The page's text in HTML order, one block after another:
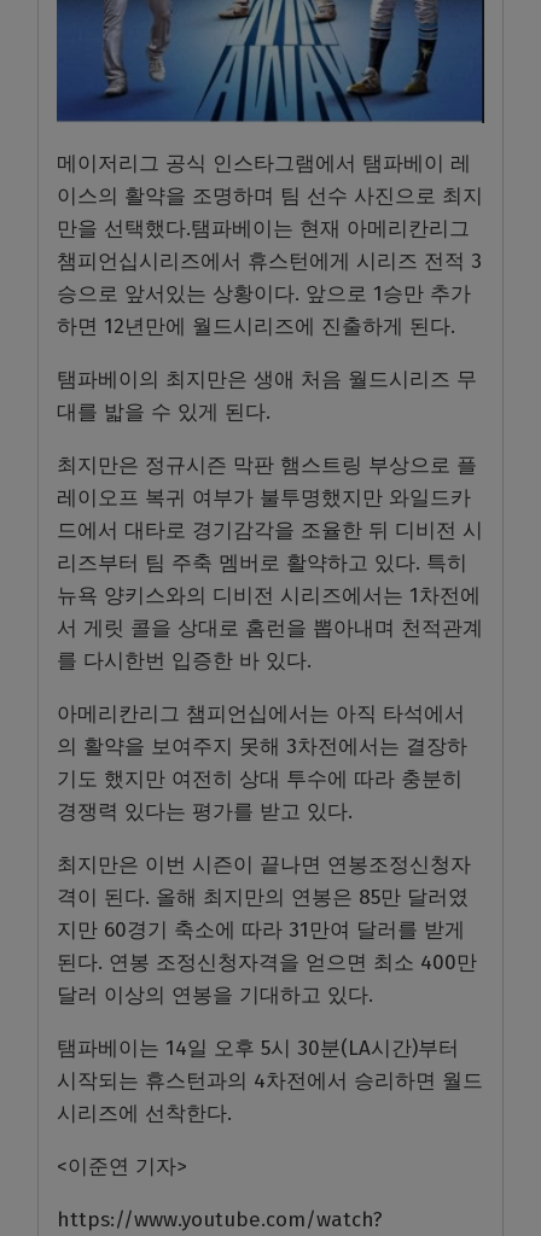
메이저리그 공식 인스타그램에서 탬파베이 레
이스의 활약을 조명하며 팀 선수 사진으로 최지
만을 선택했다.탬파베이는 현재 아메리칸리그
챔피언십시리즈에서 휴스턴에게 시리즈 전적 3
승으로 앞서있는 상황이다. 앞으로 1승만 추가
하면 12년만에 월드시리즈에 진출하게 된다.
탬파베이의 최지만은 생애 처음 월드시리즈 무
대를 밟을 수 있게 된다.
최지만은 정규시즌 막판 햄스트링 부상으로 플
레이오프 복귀 여부가 불투명했지만 와일드카
드에서 대타로 경기감각을 조율한 뒤 디비전 시
리즈부터 팀 주축 멤버로 활약하고 있다. 특히
뉴욕 양키스와의 디비전 시리즈에서는 1차전에
서 게릿 콜을 상대로 홈런을 뽑아내며 천적관계
를 다시한번 입증한 바 있다.
아메리칸리그 챔피언십에서는 아직 타석에서
의 활약을 보여주지 못해 3차전에서는 결장하
기도 했지만 여전히 상대 투수에 따라 충분히
경쟁력 있다는 평가를 받고 있다.
최지만은 이번 시즌이 끝나면 연봉조정신청자
격이 된다. 올해 최지만의 연봉은 85만 달러였
지만 60경기 축소에 따라 31만여 달러를 받게
된다. 연봉 조정신청자격을 얻으면 최소 400만
달러 이상의 연봉을 기대하고 있다.
탬파베이는 14일 오후 5시 30분(LA시간)부터
시작되는 휴스턴과의 4차전에서 승리하면 월드
시리즈에 선착한다.
<이준연 기자>
https://www.youtube.com/watch?